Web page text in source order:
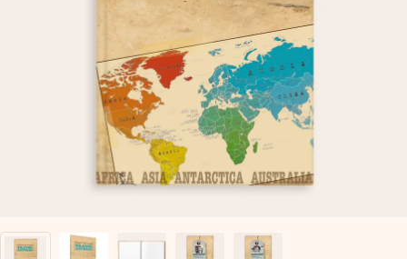
+49 39292 929695
Montag - Freitag : 8:30 - 17:00 Uhr
Samstag - Sonntag : 8:30 - 13:00 Uhr